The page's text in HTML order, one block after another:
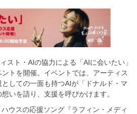
スト・AIの協力による「AIに会いたい」
トを開催。イベントでは、アーティス
としての一面も持つAIが「ドナルド・マ
いを語り、支援を呼びかけます。
ウスの応援ソング『ラフィン・メディ